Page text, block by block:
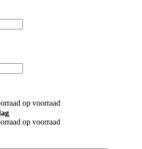
op voorraad
op voorraad